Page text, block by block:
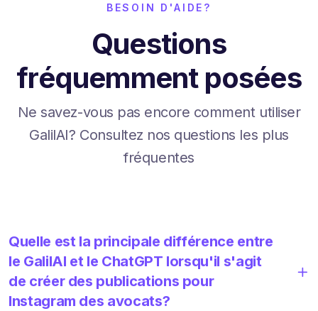
BESOIN D'AIDE?
Questions
fréquemment posées
Ne savez-vous pas encore comment utiliser
GalilAI? Consultez nos questions les plus
fréquentes
Quelle est la principale différence entre
le GalilAI et le ChatGPT lorsqu'il s'agit
de créer des publications pour
Instagram des avocats?